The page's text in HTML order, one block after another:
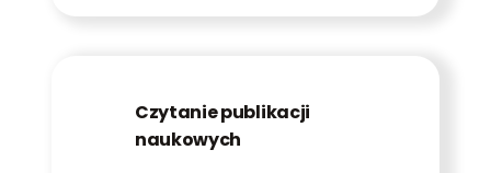
Czytanie publikacji
naukowych